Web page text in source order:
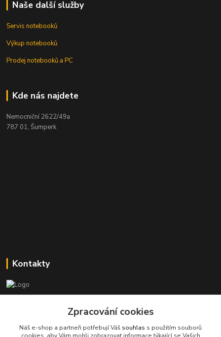
Naše další služby
Servis notebooků
Výkup notebooků
Prodej notebooků a PC
Kde nás najdete
Nemocniční 2622/49a
787 01, Šumperk
Kontakty
+420 601 366 545Zpracování cookies
Náš e-shop a partneři potřebují Váš souhlas s použitím souborů